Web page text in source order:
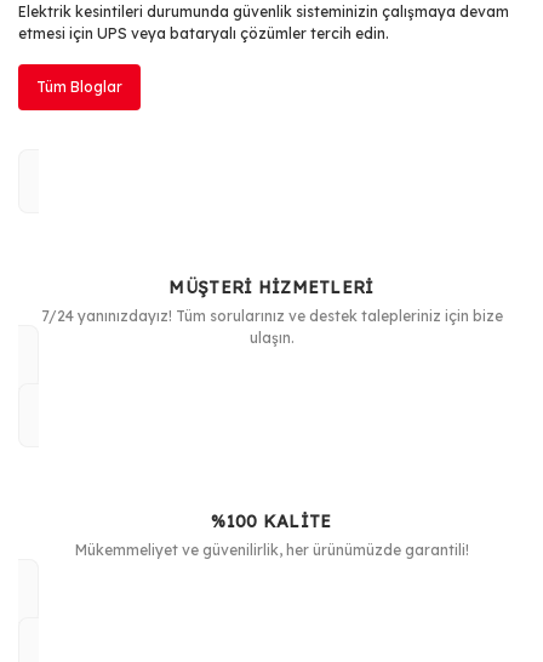
Elektrik kesintileri durumunda güvenlik sisteminizin çalışmaya devam
etmesi için UPS veya bataryalı çözümler tercih edin.
Tüm Bloglar
MÜŞTERİ HİZMETLERİ
7/24 yanınızdayız! Tüm sorularınız ve destek talepleriniz için bize
ulaşın.
%100 KALİTE
Mükemmeliyet ve güvenilirlik, her ürünümüzde garantili!